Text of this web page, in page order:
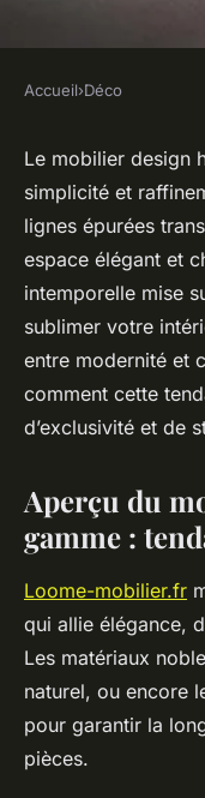
Mobilier
gamme :
scandinave
Salomé•21
Accueil›Déco
Le mobilier design
simplicité et
lignes épurées
espace élégant et
intemporelle mise
sublimer votre
entre modernité et
comment cette
d’exclusivité et de
Aperçu du
gamme :
Loome-mobilier.fr
qui allie élégance,
Les matériaux
naturel, ou encore
pour garantir la
pièces.